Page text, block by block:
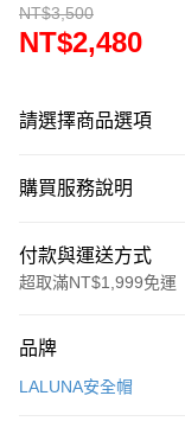
NT$3,500
NT$2,480
請選擇商品選項
購買服務說明
付款與運送方式
超取滿NT$1,999免運
信用卡一次付款
品牌
LALUNA安全帽